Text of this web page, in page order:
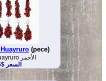
الأقراط البذور Huayruro(pece)
الأقراط مع بذور huayruro الأحمر
السعر $1.75